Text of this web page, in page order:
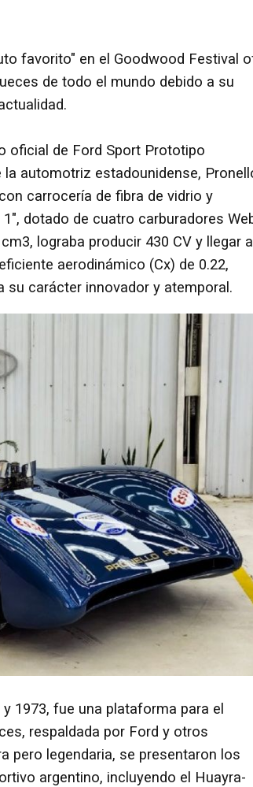
favorito" en el Goodwood Festival
de todo el mundo debido a su
oficial de Ford Sport Prototipo
automotriz estadounidense,
carrocería de fibra de vidrio y
dotado de cuatro carburadores
lograba producir 430 CV y llegar a
aerodinámico (Cx) de 0.22,
carácter innovador y atemporal.
1973, fue una plataforma para el
respaldada por Ford y otros
pero legendaria, se presentaron los
argentino, incluyendo el Huayra-